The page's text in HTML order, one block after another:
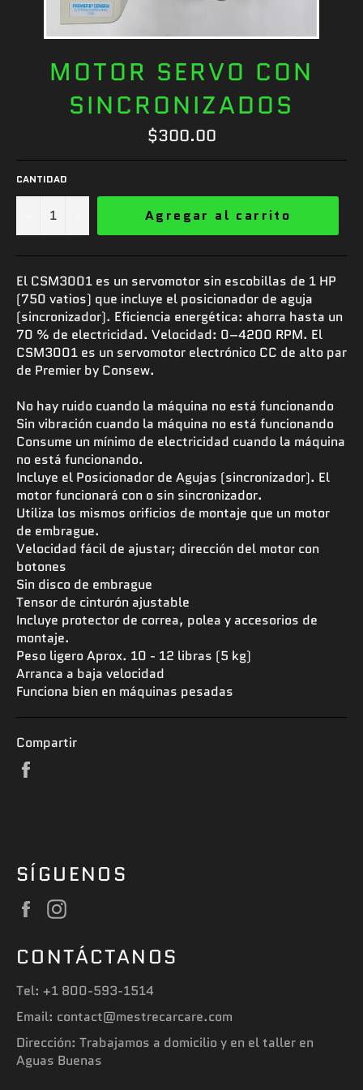
MOTOR SERVO CON
SINCRONIZADOS
Precio
habitual
$300.00
CANTIDAD
Agregar al carrito
El CSM3001 es un servomotor sin escobillas de 1 HP
(750 vatios) que incluye el posicionador de aguja
(sincronizador). Eficiencia energética: ahorra hasta un
70 % de electricidad. Velocidad: 0–4200 RPM. El
CSM3001 es un servomotor electrónico CC de alto par
de Premier by Consew.
No hay ruido cuando la máquina no está funcionando
Sin vibración cuando la máquina no está funcionando
Consume un mínimo de electricidad cuando la máquina
no está funcionando.
Incluye el Posicionador de Agujas (sincronizador). El
motor funcionará con o sin sincronizador.
Utiliza los mismos orificios de montaje que un motor
de embrague.
Velocidad fácil de ajustar; dirección del motor con
botones
Sin disco de embrague
Tensor de cinturón ajustable
Incluye protector de correa, polea y accesorios de
montaje.
Peso ligero Aprox. 10 - 12 libras (5 kg)
Arranca a baja velocidad
Funciona bien en máquinas pesadas
Compartir
SÍGUENOS
Facebook
CONTÁCTANOS
Tel: +1 800-593-1514
Email: contact@mestrecarcare.com
Dirección: Trabajamos a domicilio y en el taller en
Aguas Buenas